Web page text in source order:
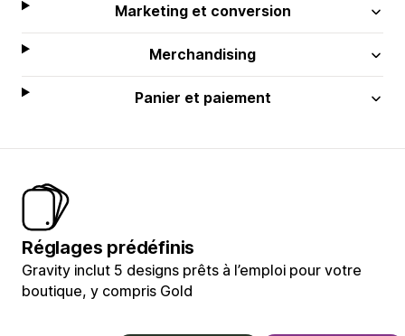
Marketing et conversion
Merchandising
Panier et paiement
Réglages prédéfinis
Gravity inclut 5 designs prêts à l’emploi pour votre
boutique, y compris Gold